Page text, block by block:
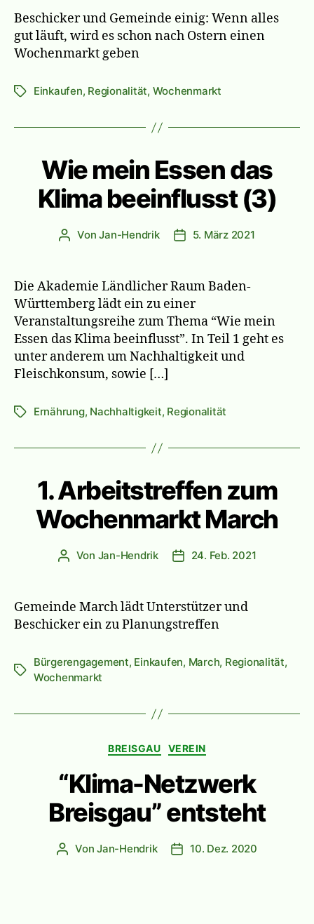
Beschicker und Gemeinde einig: Wenn alles
gut läuft, wird es schon nach Ostern einen
Wochenmarkt geben
Schlagwörter
Einkaufen, Regionalität, Wochenmarkt
Wie mein Essen das
Klima beeinflusst (3)
Beitragsautor
VonJan-Hendrik Veröffentlichungsdatum
5. März 2021
Die Akademie Ländlicher Raum Baden-
Württemberg lädt ein zu einer
Veranstaltungsreihe zum Thema “Wie mein
Essen das Klima beeinflusst”. In Teil 1 geht es
unter anderem um Nachhaltigkeit und
Fleischkonsum, sowie […]
Schlagwörter
Ernährung, Nachhaltigkeit, Regionalität
1. Arbeitstreffen zum
Wochenmarkt March
Beitragsautor
Von Jan-Hendrik Veröffentlichungsdatum
24. Feb. 2021
Gemeinde March lädt Unterstützer und
Beschicker ein zu Planungstreffen
Schlagwörter
Bürgerengagement, Einkaufen, March, Regionalität,
Wochenmarkt
Kategorien
BREISGAU VEREIN
“Klima-Netzwerk
Breisgau” entsteht
Beitragsautor
VonJan-Hendrik Veröffentlichungsdatum
10. Dez. 2020